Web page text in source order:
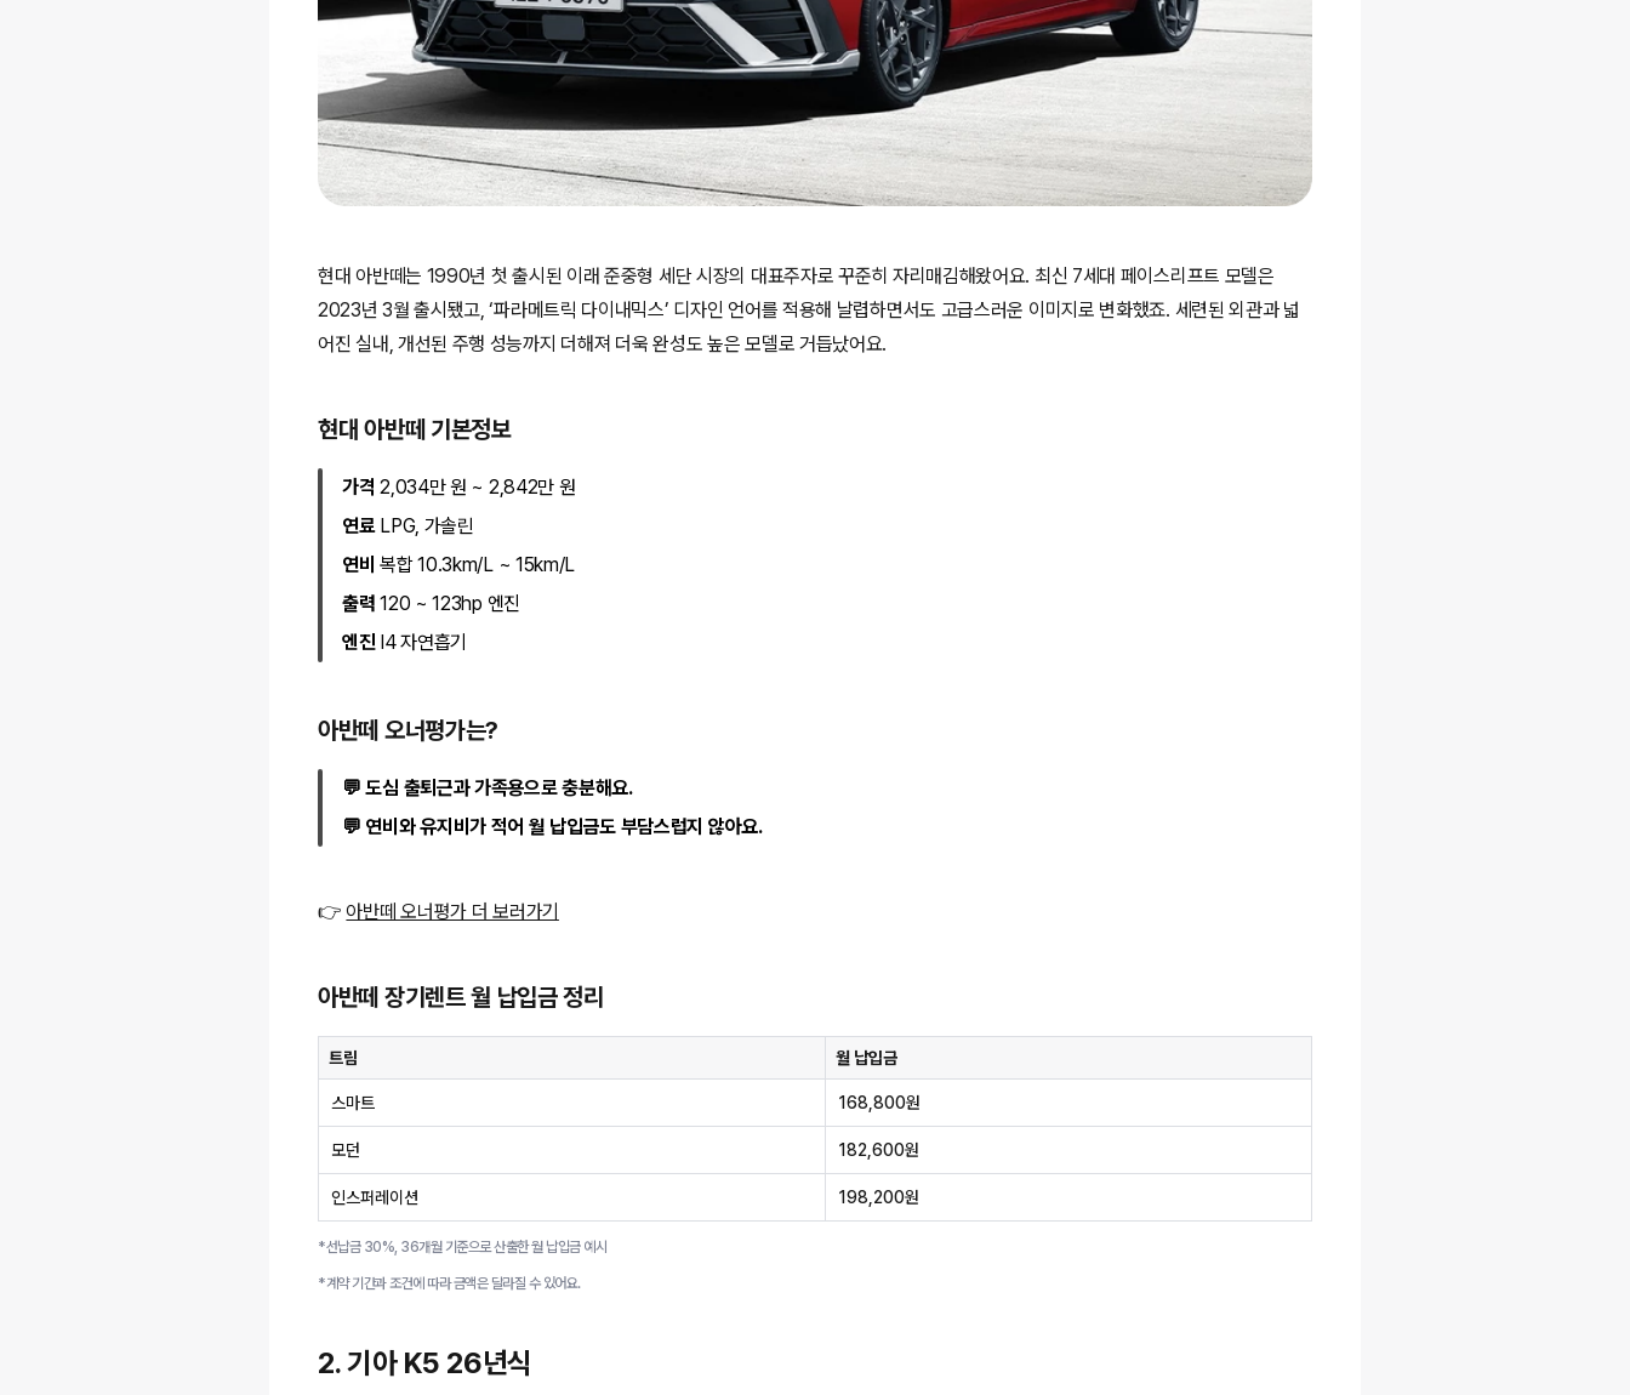
현대 아반떼는 1990년 첫 출시된 이래 준중형 세단 시장의 대표주자로 꾸준히 자리매김해왔어요. 최신 7세대 페이스리프트 모델은
2023년 3월 출시됐고, ‘파라메트릭 다이내믹스’ 디자인 언어를 적용해 날렵하면서도 고급스러운 이미지로 변화했죠. 세련된 외관과 넓
어진 실내, 개선된 주행 성능까지 더해져 더욱 완성도 높은 모델로 거듭났어요.
현대 아반떼 기본정보
가격 2,034만 원 ~ 2,842만 원
연료LPG, 가솔린
연비 복합 10.3km/L ~ 15km/L
출력 120 ~ 123hp 엔진
엔진 I4 자연흡기
아반떼 오너평가는?
💬 도심 출퇴근과 가족용으로 충분해요.
💬 연비와 유지비가 적어 월 납입금도 부담스럽지 않아요.
👉아반떼 오너평가 더 보러가기
아반떼 장기렌트 월 납입금 정리
트림 월 납입금
스마트 168,800원
모던 182,600원
인스퍼레이션 198,200원
*선납금 30%, 36개월 기준으로 산출한 월 납입금 예시
*계약 기간과 조건에 따라 금액은 달라질 수 있어요.
2. 기아 K5 26년식